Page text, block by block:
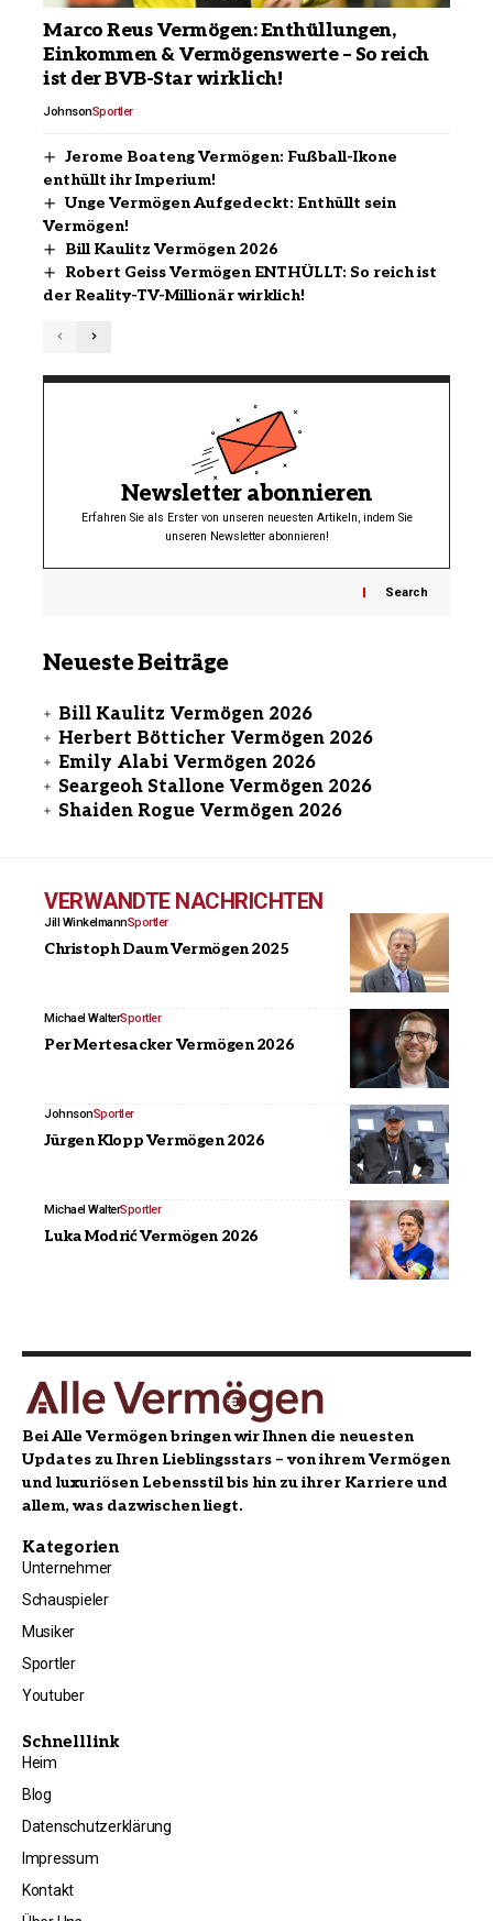
Marco Reus Vermögen: Enthüllungen,
Einkommen & Vermögenswerte – So reich
ist der BVB-Star wirklich!
JohnsonSportler
Jerome Boateng Vermögen: Fußball-Ikone
enthüllt ihr Imperium!
Unge Vermögen Aufgedeckt: Enthüllt sein
Vermögen!
Bill Kaulitz Vermögen 2026
Robert Geiss Vermögen ENTHÜLLT: So reich ist
der Reality-TV-Millionär wirklich!
Newsletter abonnieren
Erfahren Sie als Erster von unseren neuesten Artikeln, indem Sie
unseren Newsletter abonnieren!
Search
Neueste Beiträge
Bill Kaulitz Vermögen 2026
Herbert Bötticher Vermögen 2026
Emily Alabi Vermögen 2026
Seargeoh Stallone Vermögen 2026
Shaiden Rogue Vermögen 2026
VERWANDTE NACHRICHTEN
Jill WinkelmannSportler
Christoph Daum Vermögen 2025
Michael WalterSportler
Per Mertesacker Vermögen 2026
JohnsonSportler
Jürgen Klopp Vermögen 2026
Michael WalterSportler
Luka Modrić Vermögen 2026
Bei Alle Vermögen bringen wir Ihnen die neuesten
Updates zu Ihren Lieblingsstars – von ihrem Vermögen
und luxuriösen Lebensstil bis hin zu ihrer Karriere und
allem, was dazwischen liegt.
Kategorien
Unternehmer
Schauspieler
Musiker
Sportler
Youtuber
Schnelllink
Heim
Blog
Datenschutzerklärung
Impressum
Kontakt